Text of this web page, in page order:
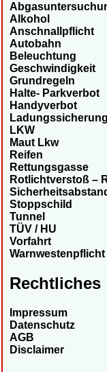
Alkohol
Anschnallpflicht
Autobahn
Beleuchtung
Geschwindigkeit
Grundregeln
Halte- Parkverbot
Handyverbot
Ladungssicherung
LKW
Maut Lkw
Reifen
Rettungsgasse
Rotlichtverstoß –
Stoppschild
Tunnel
TÜV / HU
Vorfahrt
Warnwestenpflicht
Rechtliches
Impressum
Datenschutz
AGB
Disclaimer